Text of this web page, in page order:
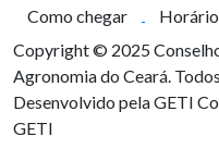
Como chegar
Copyright © 2025
Agronomia do Ceará.
Desenvolvido pela GETI
GETI